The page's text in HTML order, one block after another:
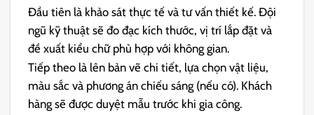
Đầu tiên là khảo sát thực tế và tư vấn thiết kế. Đội
ngũ kỹ thuật sẽ đo đạc kích thước, vị trí lắp đặt và
đề xuất kiểu chữ phù hợp với không gian.
Tiếp theo là lên bản vẽ chi tiết, lựa chọn vật liệu,
màu sắc và phương án chiếu sáng (nếu có). Khách
hàng sẽ được duyệt mẫu trước khi gia công.